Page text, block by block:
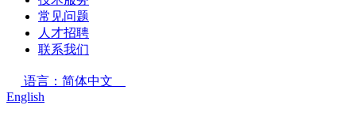
常见问题
人才招聘
联系我们
语言：简体中文
English